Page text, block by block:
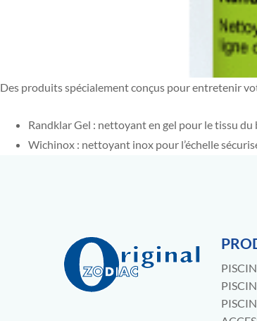
Des produits spécialement conçus pour entretenir
Randklar Gel : nettoyant en gel pour le tissu du
Wichinox : nettoyant inox pour l’échelle